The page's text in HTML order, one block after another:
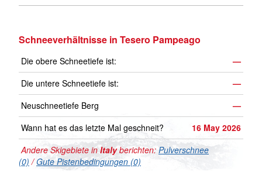
Schneeverhältnisse in Tesero Pampeago
Die obere Schneetiefe ist:
—
Die untere Schneetiefe ist:
—
Neuschneetiefe Berg
—
Wann hat es das letzte Mal geschneit?
16 May 2026
Andere Skigebiete inItalyberichten: Pulverschnee
(0) /Gute Pistenbedingungen (0)